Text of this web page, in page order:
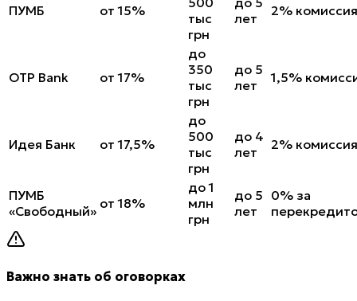
ПУМБ от 15%
тыс
грн
лет
2% комиссия
OTP Bank от 17%
до
350
тыс
грн
до 5
лет
1,5%
Идея Банк от 17,5%
до
500
тыс
грн
до 4
лет
2% комиссия
ПУМБ
«Свободный» от 18%
до 1
млн
грн
до 5
лет
0% за
Важно знать об оговорках